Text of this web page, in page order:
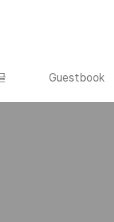
Guestbook